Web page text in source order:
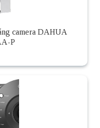
camera DAHUA
P